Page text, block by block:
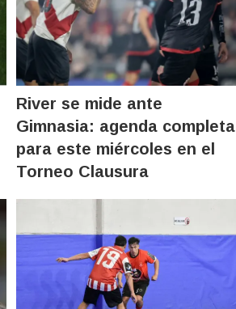
River se mide ante
Gimnasia: agenda completa
para este miércoles en el
Torneo Clausura